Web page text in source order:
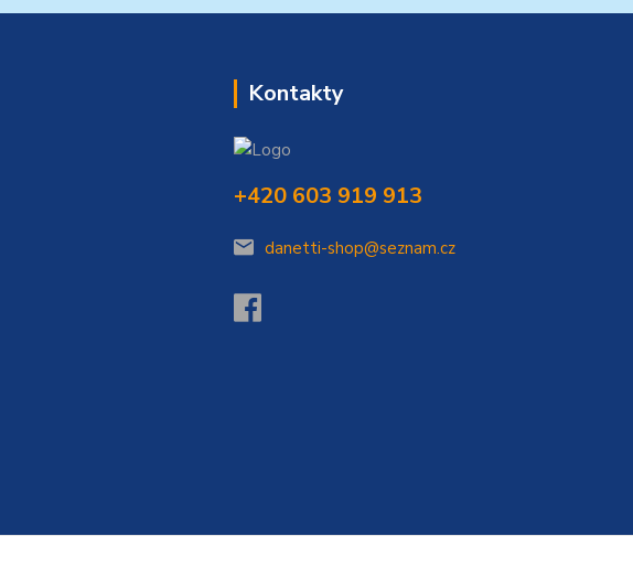
Kontakty
+420 603 919 913
danetti-shop@seznam.cz